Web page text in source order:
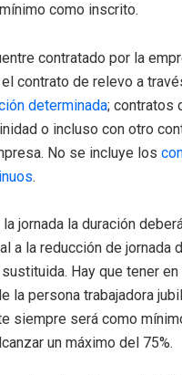
como inscrito.
contratado por la
contrato de relevo a
determinada; contratos
o incluso con otro
No se incluye los
.
la jornada la duración
a la reducción de jornada
Hay que tener
la persona trabajadora
siempre será como
un máximo del 75%.